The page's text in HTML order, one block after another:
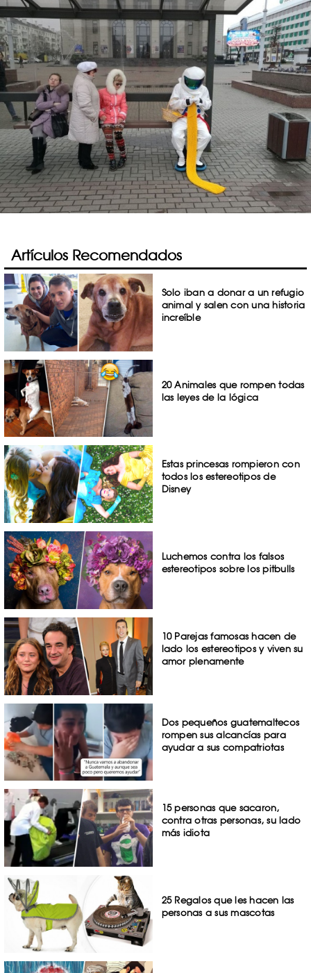
Artículos Recomendados
Solo iban a donar a un refugio
animal y salen con una historia
increíble
20 Animales que rompen todas
las leyes de la lógica
Estas princesas rompieron con
todos los estereotipos de
Disney
Luchemos contra los falsos
estereotipos sobre los pitbulls
10 Parejas famosas hacen de
lado los estereotipos y viven su
amor plenamente
Dos pequeños guatemaltecos
rompen sus alcancías para
ayudar a sus compatriotas
15 personas que sacaron,
contra otras personas, su lado
más idiota
25 Regalos que les hacen las
personas a sus mascotas